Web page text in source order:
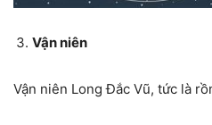
Vận niên
Vận niên Long Đắc Vũ, tức là